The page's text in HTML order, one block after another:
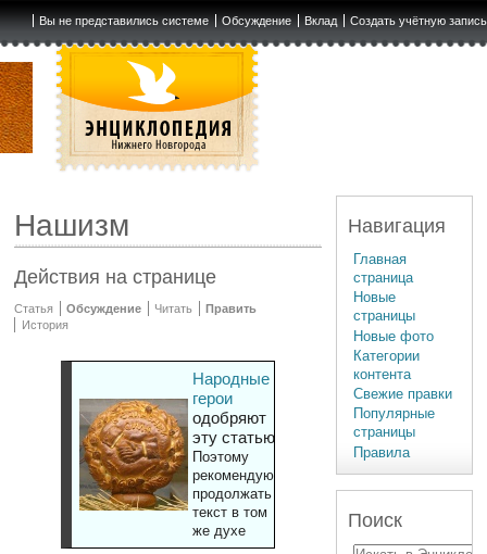
Вы не представились системе Обсуждение Вклад Создать учётную запись
Нашизм
Действия на странице
Статья Обсуждение Читать
Править
История
Народные
герои
одобряют
эту статью
Поэтому
рекомендуют
продолжать
текст в том
же духе
Навигация
Главная
страница
Новые
страницы
Новые фото
Категории
контента
Свежие правки
Популярные
страницы
Правила
Поиск